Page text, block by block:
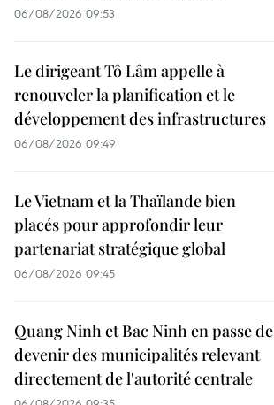
06/08/2026 09:53
Le dirigeant Tô Lâm appelle à
renouveler la planification et le
développement des infrastructures
06/08/2026 09:49
Le Vietnam et la Thaïlande bien
placés pour approfondir leur
partenariat stratégique global
06/08/2026 09:45
Quang Ninh et Bac Ninh en passe de
devenir des municipalités relevant
directement de l'autorité centrale